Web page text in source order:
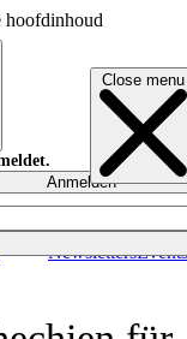
hoofdinhoud
Close menu
NewslettersEvents
Anmelden